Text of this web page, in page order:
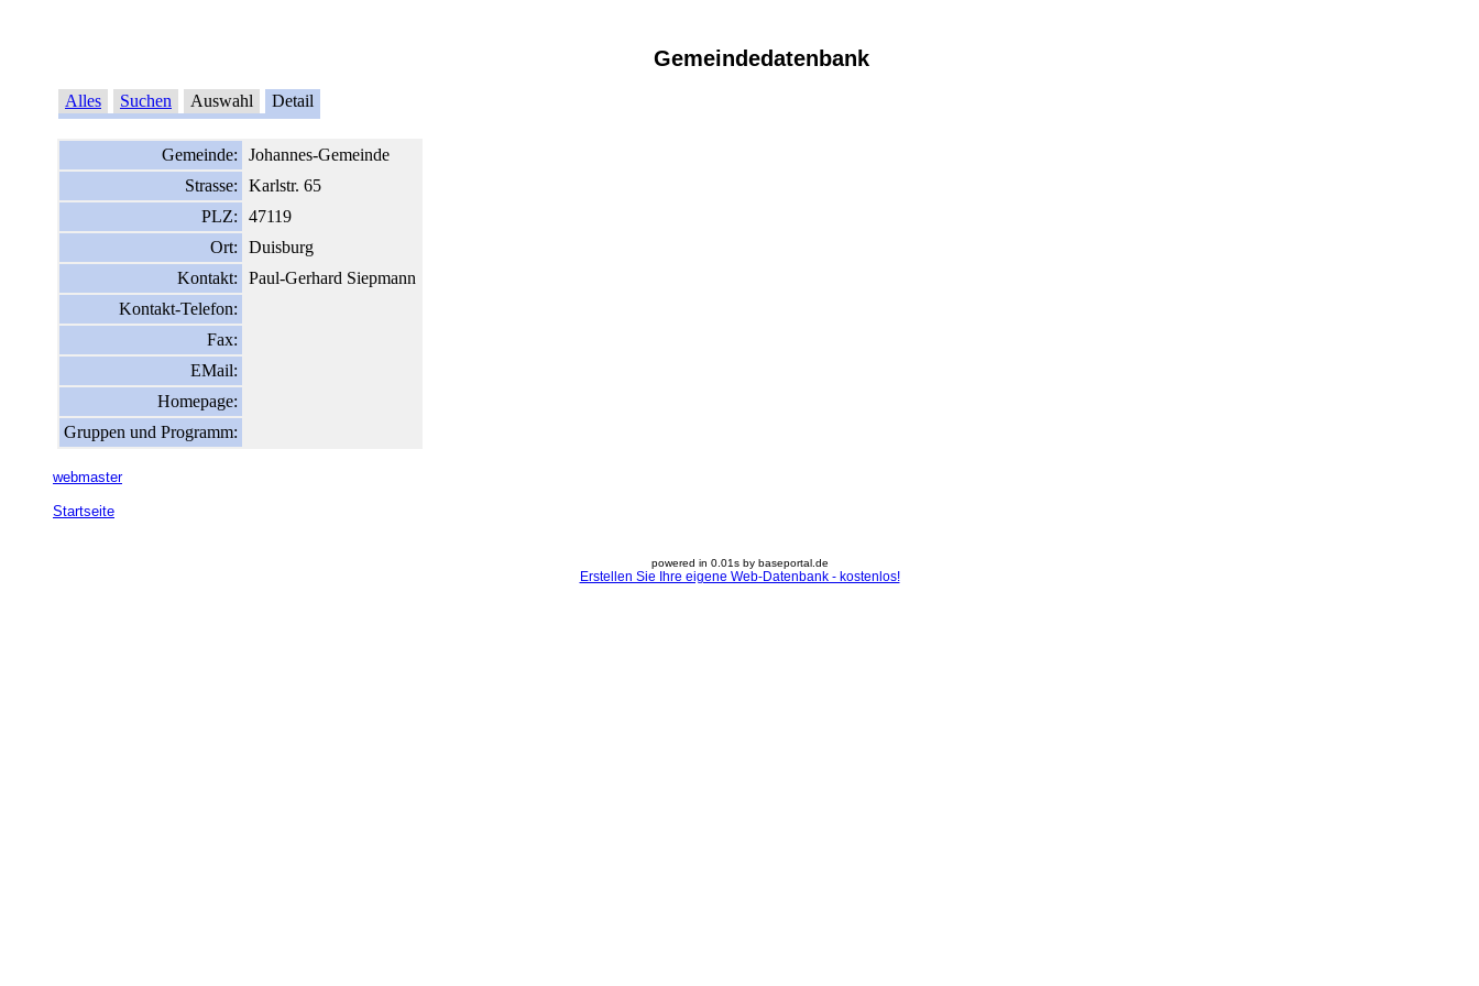
Gemeindedatenbank
Alles Suchen Auswahl Detail
Gemeinde:
Johannes-Gemeinde
Strasse:
Karlstr. 65
PLZ:
47119
Ort:
Duisburg
Kontakt:
Paul-Gerhard Siepmann
Kontakt-Telefon:
Fax:
EMail:
Homepage:
Gruppen und Programm:
webmaster
Startseite
powered in 0.01s by baseportal.de
Erstellen Sie Ihre eigene Web-Datenbank - kostenlos!